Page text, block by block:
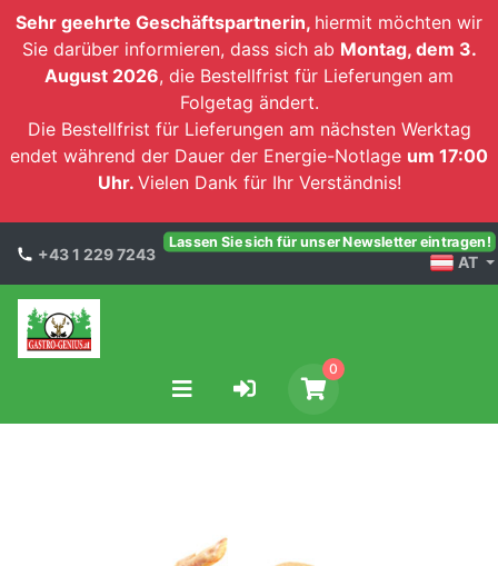
Sehr geehrte Geschäftspartnerin, hiermit möchten wir
Sie darüber informieren, dass sich ab Montag, dem 3.
August 2026, die Bestellfrist für Lieferungen am
Folgetag ändert.
Die Bestellfrist für Lieferungen am nächsten Werktag
endet während der Dauer der Energie-Notlage um 17:00
Uhr. Vielen Dank für Ihr Verständnis!
+43 1 229 7243
Lassen Sie sich für unser Newsletter eintragen!
AT
0